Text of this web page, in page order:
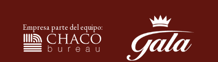
Empresa parte del equipo: